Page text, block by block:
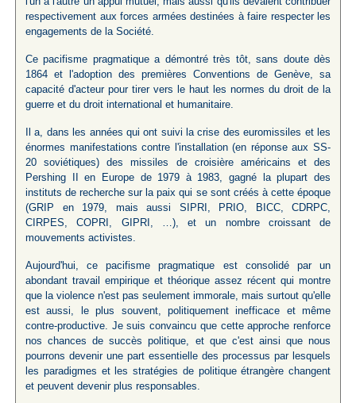
respectivement aux forces armées destinées à faire respecter les
engagements de la Société.
Ce pacifisme pragmatique a démontré très tôt, sans doute dès
1864 et l'adoption des premières Conventions de Genève, sa
capacité d'acteur pour tirer vers le haut les normes du droit de la
guerre et du droit international et humanitaire.
Il a, dans les années qui ont suivi la crise des euromissiles et les
énormes manifestations contre l'installation (en réponse aux SS-
20 soviétiques) des missiles de croisière américains et des
Pershing II en Europe de 1979 à 1983, gagné la plupart des
instituts de recherche sur la paix qui se sont créés à cette époque
(GRIP en 1979, mais aussi SIPRI, PRIO, BICC, CDRPC,
CIRPES, COPRI, GIPRI, …), et un nombre croissant de
mouvements activistes.
Aujourd'hui, ce pacifisme pragmatique est consolidé par un
abondant travail empirique et théorique assez récent qui montre
que la violence n'est pas seulement immorale, mais surtout qu'elle
est aussi, le plus souvent, politiquement inefficace et même
contre-productive. Je suis convaincu que cette approche renforce
nos chances de succès politique, et que c'est ainsi que nous
pourrons devenir une part essentielle des processus par lesquels
les paradigmes et les stratégies de politique étrangère changent
et peuvent devenir plus responsables.